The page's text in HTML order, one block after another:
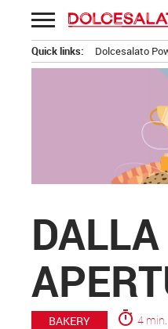
Passa
al
contenuto
Quick links: Dolcesalato
BAKERY timer 4 min.